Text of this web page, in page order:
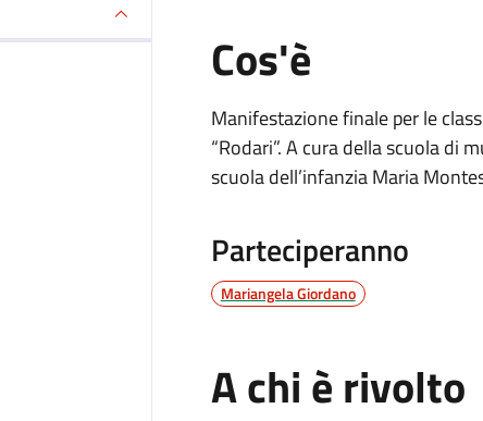
Cos'è
Manifestazione finale per le
“Rodari”. A cura della scuola di
scuola dell’infanzia Maria
Parteciperanno
Mariangela Giordano
A chi è rivolto